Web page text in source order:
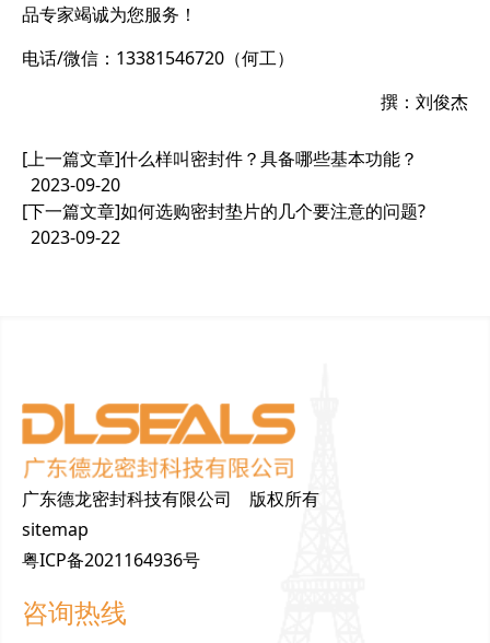
品专家竭诚为您服务！
电话/微信：13381546720（何工）
撰：刘俊杰
[上一篇文章]什么样叫密封件？具备哪些基本功能？
2023-09-20
[下一篇文章]如何选购密封垫片的几个要注意的问题?
2023-09-22
广东德龙密封科技有限公司 版权所有
sitemap
粤ICP备2021164936号
咨询热线